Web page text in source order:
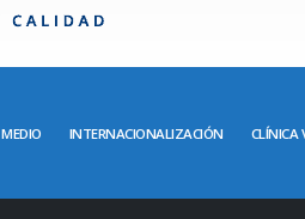
INTERNACIONALIZACIÓN CLÍNICA